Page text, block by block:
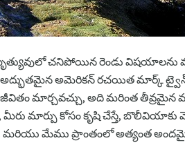
చనిపోయిన రెండు విషయాలను
అమెరికన్ రచయిత మార్క్ ట్వైన్
మార్చవచ్చు, అది మరింత
మీరు మార్పు కోసం కృషి చేస్తే, బొలీవియాకు
మరియు మేము ప్రాంతంలో అత్యంత